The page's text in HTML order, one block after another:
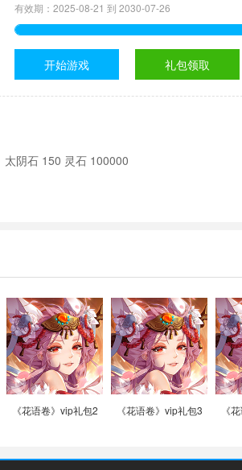
有效期：2025-08-21 到 2030-07-26
开始游戏 礼包领取
太阴石 150 灵石 100000
《花语卷》vip礼包2 《花语卷》vip礼包3 《